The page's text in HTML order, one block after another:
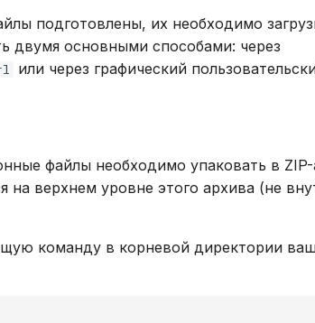
подготовлены, их необходимо
двумя основными способами: через
или через графический
файлы необходимо упаковать в ZIP-
на верхнем уровне этого архива (не
команду в корневой директории